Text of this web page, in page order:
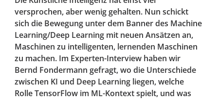
versprochen, aber wenig gehalten. Nun schickt
sich die Bewegung unter dem Banner des Machine
Learning/Deep Learning mit neuen Ansätzen an,
Maschinen zu intelligenten, lernenden Maschinen
zu machen. Im Experten-Interview haben wir
Bernd Fondermann gefragt, wo die Unterschiede
zwischen KI und Deep Learning liegen, welche
Rolle TensorFlow im ML-Kontext spielt, und was